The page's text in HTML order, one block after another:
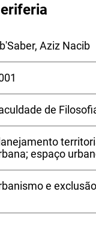
Aziz Nacib
de
espaço
e